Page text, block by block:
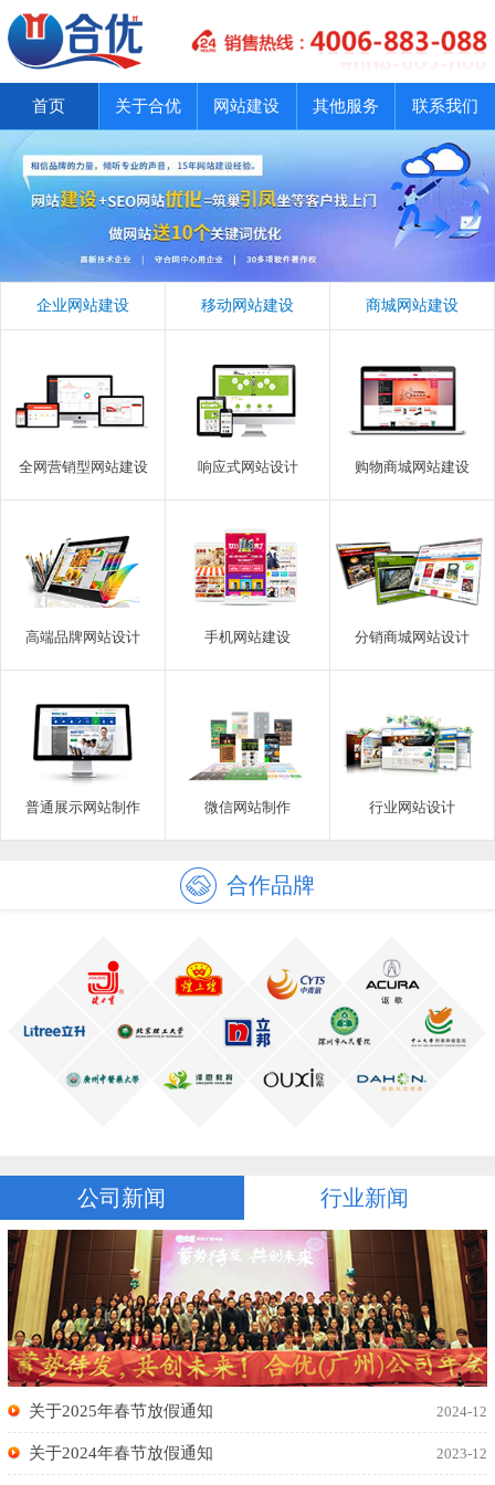
首页 关于合优 网站建设 其他服务 联系我们
企业网站建设 移动网站建设 商城网站建设
全网营销型网站建设 响应式网站设计 购物商城网站建设
高端品牌网站设计 手机网站建设 分销商城网站设计
普通展示网站制作 微信网站制作 行业网站设计
合作品牌
公司新闻 行业新闻
关于2025年春节放假通知 2024-12
关于2024年春节放假通知 2023-12